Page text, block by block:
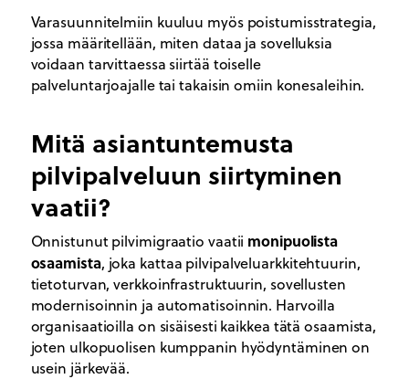
Varasuunnitelmiin kuuluu myös poistumisstrategia,
jossa määritellään, miten dataa ja sovelluksia
voidaan tarvittaessa siirtää toiselle
palveluntarjoajalle tai takaisin omiin konesaleihin.
Mitä asiantuntemusta
pilvipalveluun siirtyminen
vaatii?
Onnistunut pilvimigraatio vaatii monipuolista
osaamista, joka kattaa pilvipalveluarkkitehtuurin,
tietoturvan, verkkoinfrastruktuurin, sovellusten
modernisoinnin ja automatisoinnin. Harvoilla
organisaatioilla on sisäisesti kaikkea tätä osaamista,
joten ulkopuolisen kumppanin hyödyntäminen on
usein järkevää.